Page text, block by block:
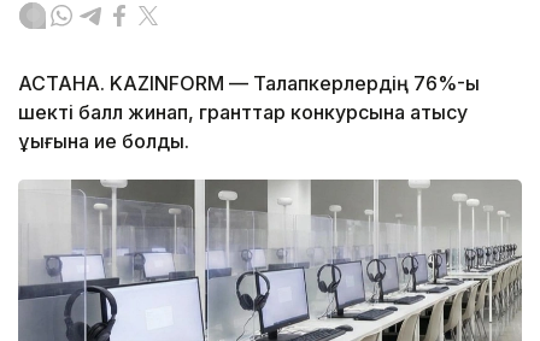
АСТАНА. KAZINFORM — Талапкерлердің 76%-ы
шекті балл жинап, гранттар конкурсына қатысу
құқығына ие болды.